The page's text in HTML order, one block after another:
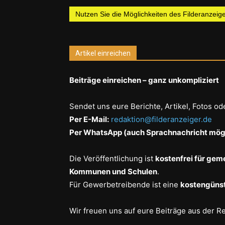
Nutzen Sie die Möglichkeiten des
Artikel einreichen
Beiträge einreichen – ganz unkompliziert
Sendet uns eure Berichte, Artikel, Fotos
Per E-Mail: redaktion@filderanzeiger.de
Per WhatsApp (auch Sprachnachricht
Die Veröffentlichung ist kostenfrei für
Kommunen und Schulen.
Für Gewerbetreibende ist eine
Wir freuen uns auf eure Beiträge aus der